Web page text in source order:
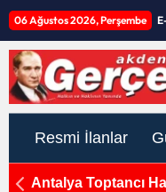
06 Ağustos 2026, Perşembe
Resmi İlanlar
Antalya Toptancı